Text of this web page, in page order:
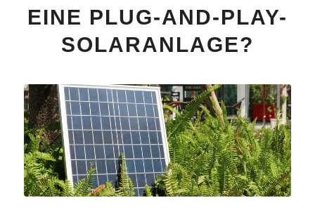
EINE PLUG-AND-PLAY-
SOLARANLAGE?